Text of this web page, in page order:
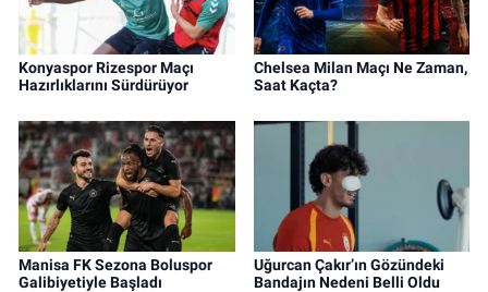
Konyaspor Rizespor Maçı
Hazırlıklarını Sürdürüyor
Chelsea Milan Maçı Ne Zaman,
Saat Kaçta?
Manisa FK Sezona Boluspor
Galibiyetiyle Başladı
Uğurcan Çakır’ın Gözündeki
Bandajın Nedeni Belli Oldu